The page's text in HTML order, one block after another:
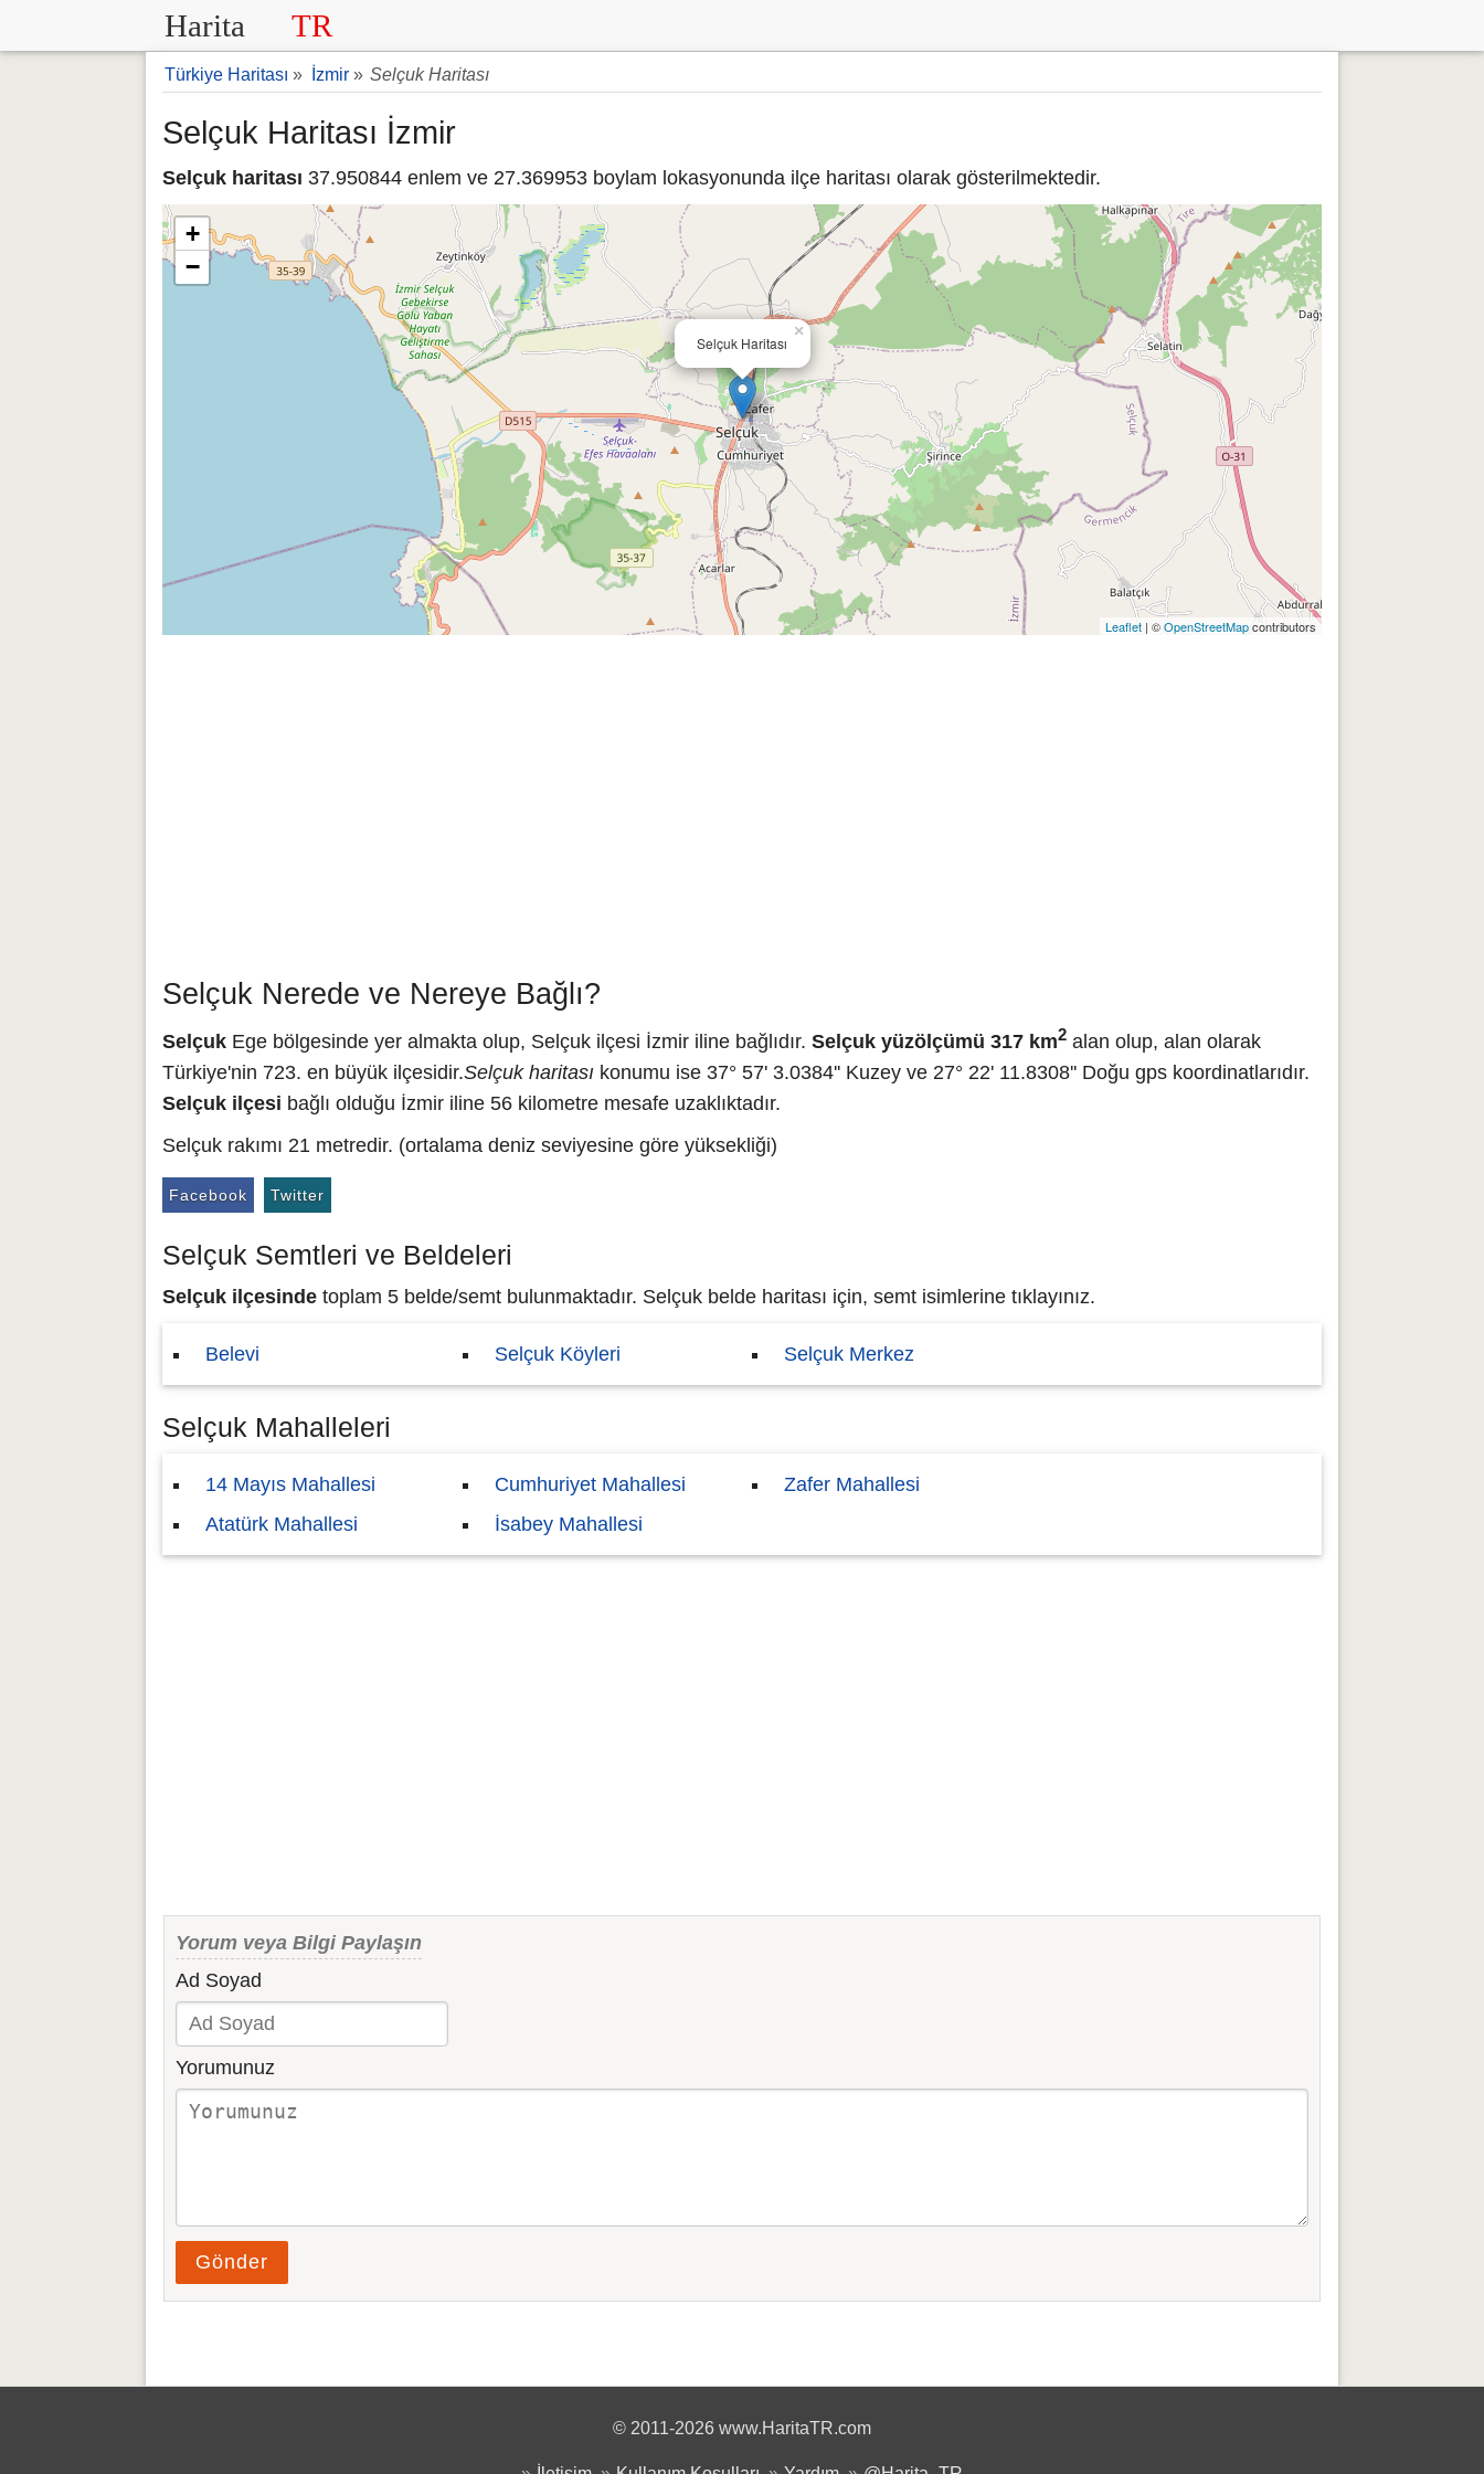
Harita TR
Türkiye Haritası » İzmir » Selçuk Haritası
Selçuk Haritası İzmir
Selçuk haritası 37.950844 enlem ve 27.369953 boylam lokasyonunda ilçe haritası olarak gösterilmektedir.
Selçuk Haritası
×
+
−
Leaflet | ©OpenStreetMapcontributors
Selçuk Nerede ve Nereye Bağlı?
Selçuk Ege bölgesinde yer almakta olup, Selçuk ilçesi İzmir iline bağlıdır. Selçuk yüzölçümü 317 km2 alan olup, alan olarak
Türkiye'nin 723. en büyük ilçesidir.Selçuk haritası konumu ise 37° 57' 3.0384'' Kuzey ve 27° 22' 11.8308'' Doğu gps koordinatlarıdır.
Selçuk ilçesi bağlı olduğu İzmir iline 56 kilometre mesafe uzaklıktadır.
Selçuk rakımı 21 metredir. (ortalama deniz seviyesine göre yüksekliği)
Facebook Twitter
Selçuk Semtleri ve Beldeleri
Selçuk ilçesinde toplam 5 belde/semt bulunmaktadır. Selçuk belde haritası için, semt isimlerine tıklayınız.
Belevi Selçuk Köyleri Selçuk Merkez
Selçuk Mahalleleri
14 Mayıs Mahallesi
Atatürk Mahallesi
Cumhuriyet Mahallesi
İsabey Mahallesi
Zafer Mahallesi
Yorum veya Bilgi Paylaşın
Ad Soyad
Yorumunuz
Gönder
© 2011-2026 www.HaritaTR.com